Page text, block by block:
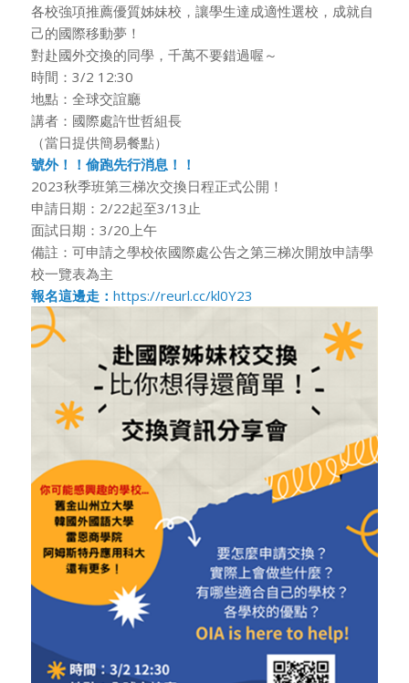
各校強項推薦優質姊妹校，讓學生達成適性選校，成就自
己的國際移動夢！
對赴國外交換的同學，千萬不要錯過喔～
時間：3/2 12:30
地點：全球交誼廳
講者：國際處許世哲組長
（當日提供簡易餐點）
號外！！偷跑先行消息！！
2023秋季班第三梯次交換日程正式公開！
申請日期：2/22起至3/13止
面試日期：3/20上午
備註：可申請之學校依國際處公告之第三梯次開放申請學
校一覽表為主
報名這邊走： https://reurl.cc/kl0Y23